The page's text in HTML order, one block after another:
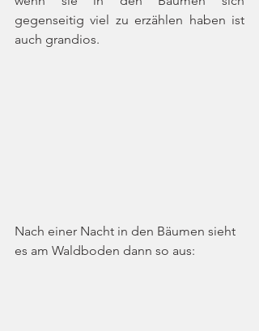
gegenseitig viel zu erzählen haben ist
auch grandios.
Nach einer Nacht in den Bäumen sieht
es am Waldboden dann so aus: